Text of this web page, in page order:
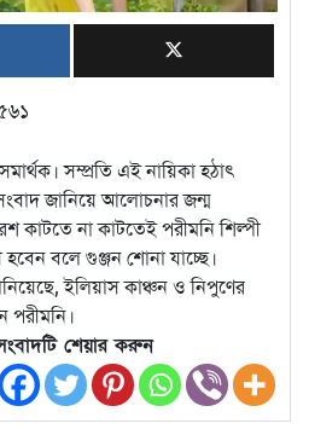
সম্প্রতি এই নায়িকা হঠাৎ
জানিয়ে আলোচনার জন্ম
কাটতে না কাটতেই পরীমনি শিল্পী
হবেন বলে গুঞ্জন শোনা যাচ্ছে।
ইলিয়াস কাঞ্চন ও নিপুণের
পরীমনি।
শেয়ার করুন